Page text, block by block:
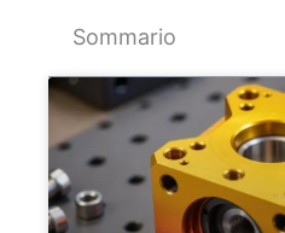
Sommario